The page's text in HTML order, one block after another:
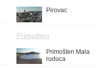
Pirovac
Primošten
Primošten Mala
ruduca